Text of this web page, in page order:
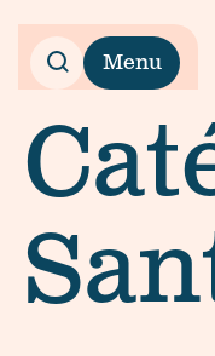
Menu